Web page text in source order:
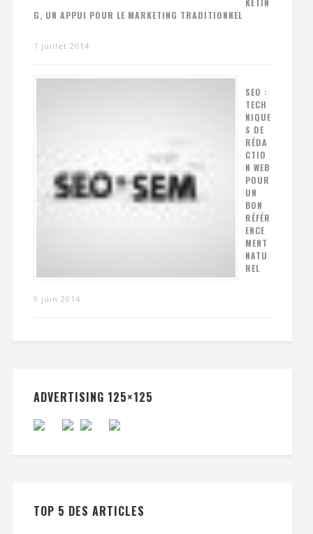
G, UN APPUI POUR LE MARKETING TRADITIONNEL
7 juillet 2014
SEO :
TECH
NIQUE
S DE
RÉDA
CTIO
N WEB
POUR
UN
BON
RÉFÉR
ENCE
MENT
NATU
REL
9 juin 2014
ADVERTISING 125×125
TOP 5 DES ARTICLES